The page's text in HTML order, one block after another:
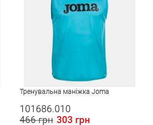
Тренувальна маніжка Joma
101686.010
466 грн 303 грн